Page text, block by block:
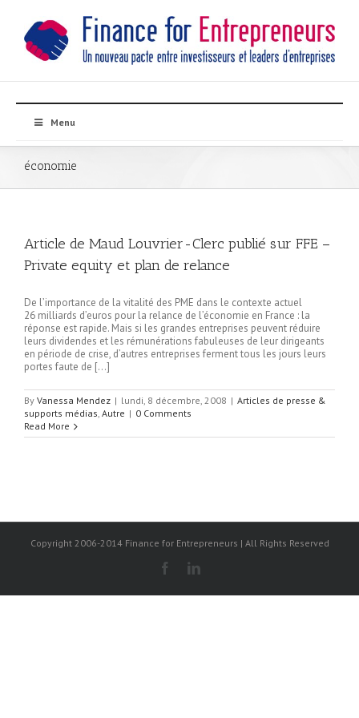
Menu
économie
Article de Maud Louvrier-Clerc publié sur FFE –
Private equity et plan de relance
De l’importance de la vitalité des PME dans le contexte actuel
26 milliards d’euros pour la relance de l’économie en France : la
réponse est rapide. Mais si les grandes entreprises peuvent réduire
leurs dividendes et les rémunérations fabuleuses de leur dirigeants
en période de crise, d’autres entreprises ferment tous les jours leurs
portes faute de […]
By Vanessa Mendez | lundi, 8 décembre, 2008 | Articles de presse &
supports médias, Autre | 0 Comments
Read More
Copyright 2006-2014 Finance for Entrepreneurs | All Rights Reserved